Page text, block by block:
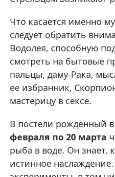
Что касается именно
следует обратить
Водолея, способную
смотреть на бытовые
пальцы, даму-Рака,
ее избранник,
мастерицу в сексе.
В постели рожденный
февраля по 20 марта
рыба в воде. Он знает,
истинное